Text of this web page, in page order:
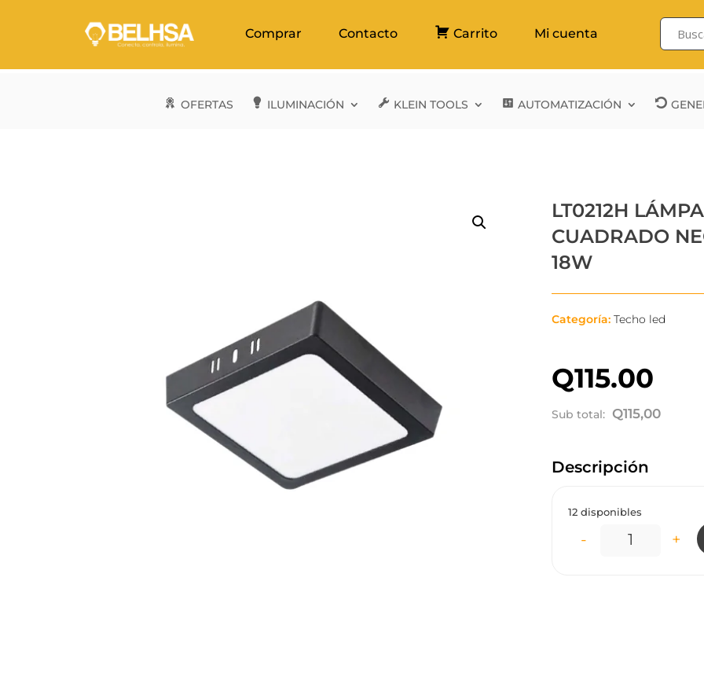
Comprar Contacto Carrito Mi cuenta
OFERTAS ILUMINACIÓN KLEIN TOOLS AUTOMATIZACIÓN
LT0212H
CUADRADO
18W
Categoría: Techo led
Q115.00
Sub total: Q115,00
Descripción
12 disponibles
LT0212H
- +